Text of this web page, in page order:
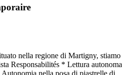
nella regione di Martigny, stiamo
Responsabilités * Lettura autonoma
nella posa di piastrelle di